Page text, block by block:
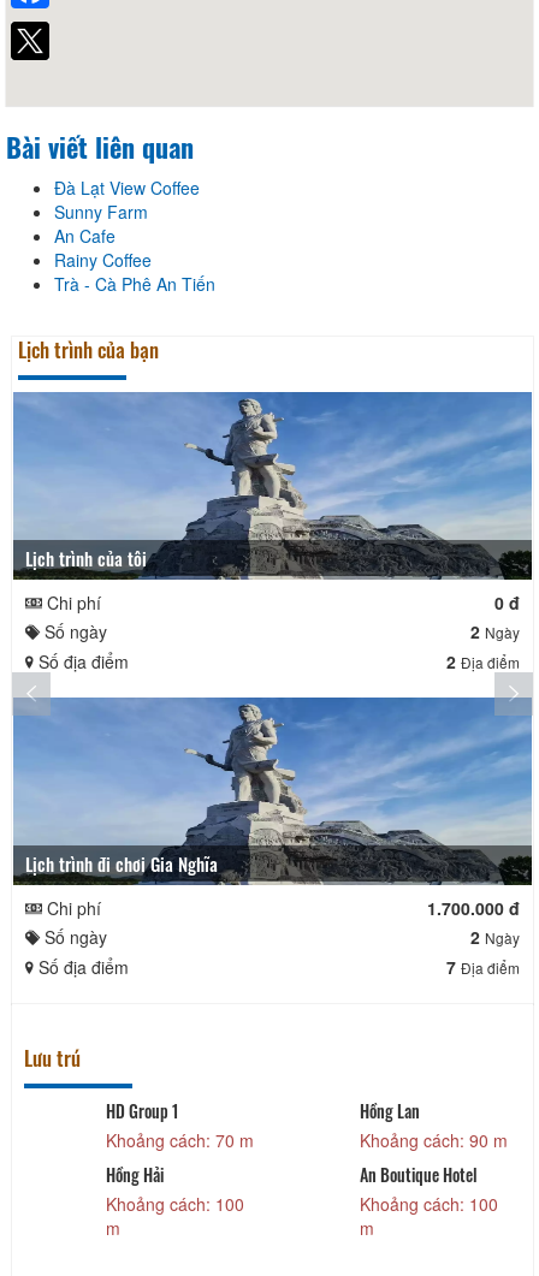
Bài viết liên quan
Đà Lạt View Coffee
Sunny Farm
An Cafe
Rainy Coffee
Trà - Cà Phê An Tiến
Lịch trình của bạn
Lịch trình của tôi
Chi phí
0 đ
Số ngày
2 Ngày
Số địa điểm 2 Địa điểm
Lịch trình đi chơi Gia Nghĩa
Chi phí
1.700.000 đ
Số ngày
2 Ngày
Số địa điểm 7 Địa điểm
Lưu trú
HD Group 1
Khoảng cách: 70 m
Hồng Lan
Khoảng cách: 90 m
Hồng Hải
Khoảng cách: 100
m
An Boutique Hotel
Khoảng cách: 100
m
Facebook